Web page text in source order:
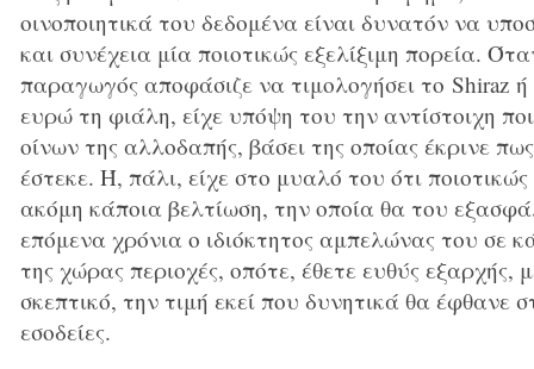
οινοποιητικά του δεδομένα είναι δυνατόν να
και συνέχεια μία ποιοτικώς εξελίξιμη πορεία.
παραγωγός αποφάσιζε να τιμολογήσει το Shiraz
ευρώ τη φιάλη, είχε υπόψη του την αντίστοιχη
οίνων της αλλοδαπής, βάσει της οποίας έκρινε
έστεκε. Ή, πάλι, είχε στο μυαλό του ότι
ακόμη κάποια βελτίωση, την οποία θα του
επόμενα χρόνια ο ιδιόκτητος αμπελώνας του σε
της χώρας περιοχές, οπότε, έθετε ευθύς εξαρχής,
σκεπτικό, την τιμή εκεί που δυνητικά θα έφθανε
εσοδείες.